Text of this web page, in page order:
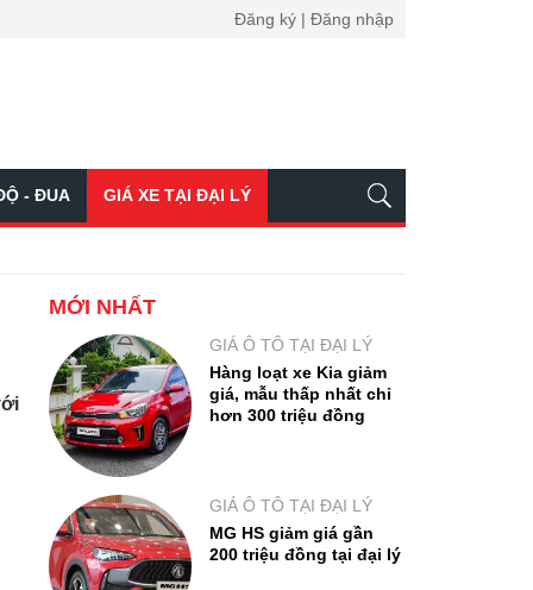
Đăng ký | Đăng nhập
- ĐUA GIÁ XE TẠI ĐẠI LÝ
MỚI NHẤT
GIÁ Ô TÔ TẠI ĐẠI LÝ
Hàng loạt xe Kia giảm
giá, mẫu thấp nhất chỉ
hơn 300 triệu đồng
GIÁ Ô TÔ TẠI ĐẠI LÝ
MG HS giảm giá gần
200 triệu đồng tại đại lý